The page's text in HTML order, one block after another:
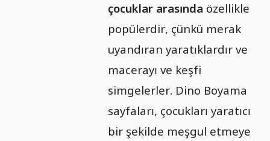
çocuklar arasında özellikle
popülerdir, çünkü merak
uyandıran yaratıklardır ve
macerayı ve keşfi
simgelerler. Dino Boyama
sayfaları, çocukları yaratıcı
bir şekilde meşgul etmeye